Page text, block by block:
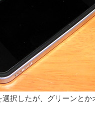
択したが、グリーンと